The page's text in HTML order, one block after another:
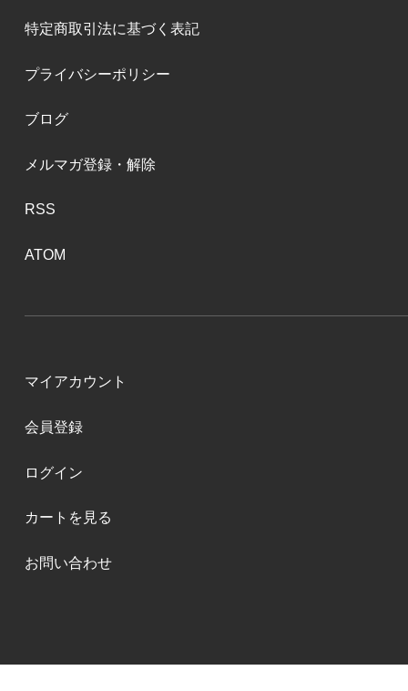
特定商取引法に基づく表記
プライバシーポリシー
ブログ
メルマガ登録・解除
RSS
ATOM
マイアカウント
会員登録
ログイン
カートを見る
お問い合わせ